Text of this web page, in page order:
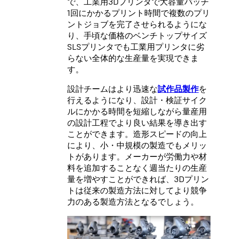
1回にかかるプリント時間で複数のプリ
ントジョブを完了させられるようにな
り、手頃な価格のベンチトップサイズ
SLSプリンタでも工業用プリンタに劣
らない全体的な生産量を実現できま
す。
設計チームはより迅速な試作品製作を
行えるようになり、設計・検証サイク
ルにかかる時間を短縮しながら量産用
の設計工程でより良い結果を導き出す
ことができます。造形スピードの向上
により、小・中規模の製造でもメリッ
トがあります。メーカーが労働力や材
料を追加することなく週当たりの生産
量を増やすことができれば、3Dプリン
トは従来の製造方法に対してより競争
力のある製造方法となるでしょう。